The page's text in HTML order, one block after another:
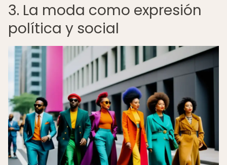
3. La moda como expresión
política y social